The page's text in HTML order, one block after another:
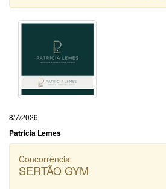
8/7/2026
Patricia Lemes
Concorrência
SERTÃO GYM